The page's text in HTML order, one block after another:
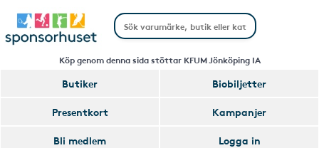
Köp genom denna sida stöttar KFUM Jönköping IA
Butiker
Biobiljetter
Presentkort
Kampanjer
Bli medlem
Logga in